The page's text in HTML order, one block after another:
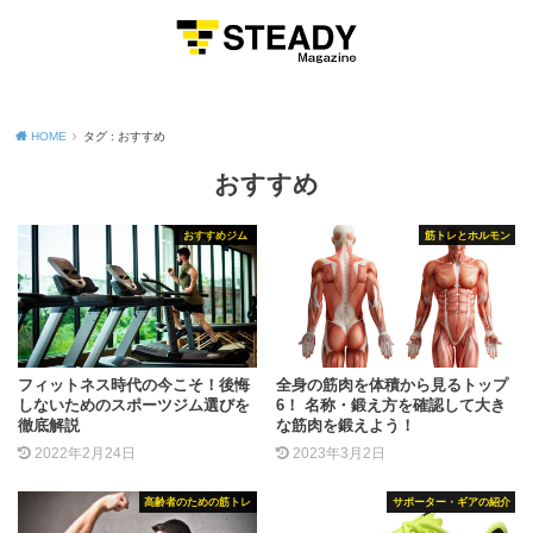
HOME タグ : おすすめ
おすすめ
おすすめジム
フィットネス時代の今こそ！後悔
しないためのスポーツジム選びを
徹底解説
2022年2月24日
筋トレとホルモン
全身の筋肉を体積から見るトップ
6！ 名称・鍛え方を確認して大き
な筋肉を鍛えよう！
2023年3月2日
高齢者のための筋トレ サポーター・ギアの紹介